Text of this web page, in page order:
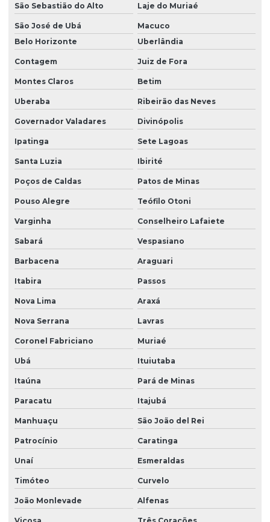
Módulo danfoss em es
Montagem de painel elétrico industrial
Montagem de painel elétrico industrial em es
Programação de clp
Programação de clp para controle de processos
Programação de clp e ihm
Programação de clp para melhorar produtividade
Programação de clp para monitoramento
Programação de clp para sistemas automatizados
Projetos de automação industrial
Retrofit de equipamentos
Retrofit de máquinas
Retrofit em máquinas industriais
Retrofit de máquinas para indústrias
Retrofit de máquinas para modernização
Retrofit de sistemas de automação industrial
São Sebastião do Alto Laje do Muriaé
São José de Ubá
Macuco
Belo Horizonte
Uberlândia
Contagem Juiz de Fora
Montes Claros Betim
Uberaba Ribeirão das Neves
Governador Valadares Divinópolis
Ipatinga Sete Lagoas
Santa Luzia Ibirité
Poços de Caldas Patos de Minas
Pouso Alegre Teófilo Otoni
Varginha Conselheiro Lafaiete
Sabará Vespasiano
Barbacena Araguari
Itabira Passos
Nova Lima Araxá
Nova Serrana Lavras
Coronel Fabriciano Muriaé
Ubá Ituiutaba
Itaúna Pará de Minas
Paracatu Itajubá
Manhuaçu São João del Rei
Patrocínio Caratinga
Unaí Esmeraldas
Timóteo Curvelo
João Monlevade Alfenas